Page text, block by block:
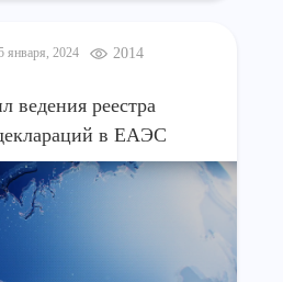
января, 2024 2014
ведения реестра
в ЕАЭС